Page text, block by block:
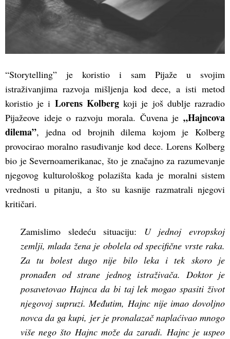
“Storytelling” je koristio i sam Pijaže u svojim
istraživanjima razvoja mišljenja kod dece, a isti metod
koristio je i Lorens Kolbergkoji je još dublje razradio
Pijažeove ideje o razvoju morala. Čuvena je „Hajncova
dilema”, jedna od brojnih dilema kojom je Kolberg
provocirao moralno rasuđivanje kod dece. Lorens Kolberg
bio je Severnoamerikanac, što je značajno za razumevanje
njegovog kulturološkog polazišta kada je moralni sistem
vrednosti u pitanju, a što su kasnije razmatrali njegovi
kritičari.
Zamislimo sledeću situaciju: U jednoj evropskoj
zemlji, mlada žena je obolela od specifične vrste raka.
Za tu bolest dugo nije bilo leka i tek skoro je
pronađen od strane jednog istraživača. Doktor je
posavetovao Hajnca da bi taj lek mogao spasiti život
njegovoj supruzi. Međutim, Hajnc nije imao dovoljno
novca da ga kupi, jer je pronalazač naplaćivao mnogo
više nego što Hajnc može da zaradi. Hajnc je uspeo